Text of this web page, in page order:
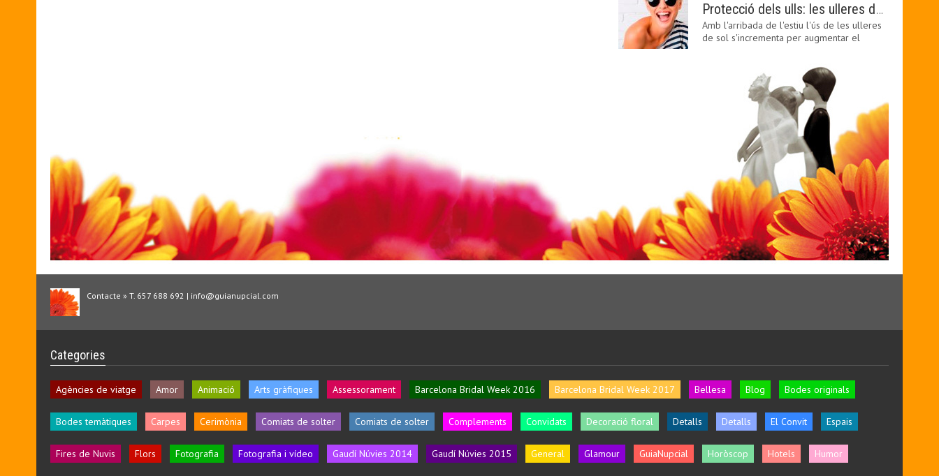
Protecció dels ulls: les ulleres de sol, imprescindibles en una boda estiuenca
Amb l'arribada de l'estiu l'ús de les ulleres
de sol s'incrementa per augmentar el
Contacte » T. 657 688 692 | info@guianupcial.com
Categories
Agències de viatge Amor Animació Arts gràfiques Assessorament Barcelona Bridal Week 2016 Barcelona Bridal Week 2017 Bellesa Blog Bodes originals
Bodes temàtiques Carpes Cerimònia Comiats de solter Comiats de solter Complements Convidats Decoració floral Detalls Detalls El Convit Espais
Fires de Nuvis Flors Fotografia Fotografia i vídeo Gaudí Núvies 2014 Gaudí Núvies 2015 General Glamour GuiaNupcial Horòscop Hotels Humor